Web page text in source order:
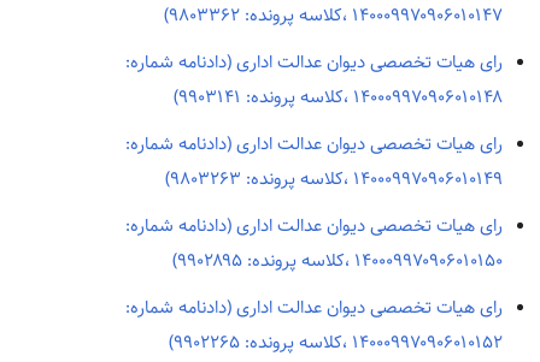
۱۴۰۰۰۹۹۷۰۹۰۶۰۱۰۱۴۷ ،کلاسه پرونده: ۹۸۰۳۳۶۲)
رای هیات تخصصی دیوان عدالت اداری (دادنامه شماره:
۱۴۰۰۰۹۹۷۰۹۰۶۰۱۰۱۴۸ ،کلاسه پرونده: ۹۹۰۳۱۴۱)
رای هیات تخصصی دیوان عدالت اداری (دادنامه شماره:
۱۴۰۰۰۹۹۷۰۹۰۶۰۱۰۱۴۹ ،کلاسه پرونده: ۹۸۰۳۲۶۳)
رای هیات تخصصی دیوان عدالت اداری (دادنامه شماره:
۱۴۰۰۰۹۹۷۰۹۰۶۰۱۰۱۵۰ ،کلاسه پرونده: ۹۹۰۲۸۹۵)
رای هیات تخصصی دیوان عدالت اداری (دادنامه شماره:
۱۴۰۰۰۹۹۷۰۹۰۶۰۱۰۱۵۲ ،کلاسه پرونده: ۹۹۰۲۲۶۵)